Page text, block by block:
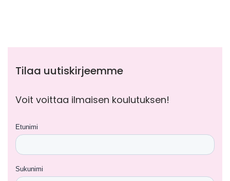
Tilaa uutiskirjeemme
Voit voittaa ilmaisen koulutuksen!